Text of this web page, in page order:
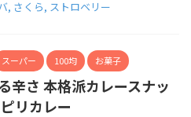
, さくら, ストロベリー
スーパー 100均 お菓子
辛さ 本格派カレースナッ
リカレー